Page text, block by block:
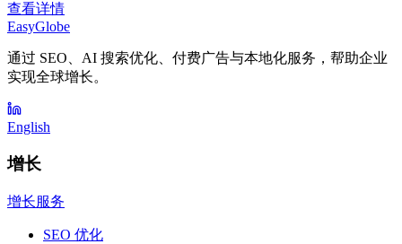
查看详情
EasyGlobe
通过 SEO、AI 搜索优化、付费广告与本地化服务，帮助企业
实现全球增长。
English
增长
增长服务
SEO 优化